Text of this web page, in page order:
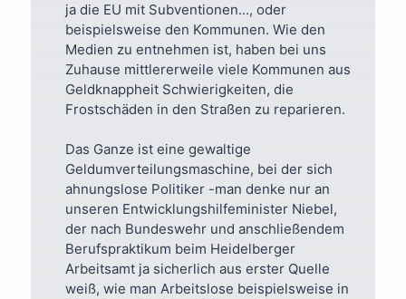
ja die EU mit Subventionen..., oder
beispielsweise den Kommunen. Wie den
Medien zu entnehmen ist, haben bei uns
Zuhause mittlererweile viele Kommunen aus
Geldknappheit Schwierigkeiten, die
Frostschäden in den Straßen zu reparieren.
Das Ganze ist eine gewaltige
Geldumverteilungsmaschine, bei der sich
ahnungslose Politiker -man denke nur an
unseren Entwicklungshilfeminister Niebel,
der nach Bundeswehr und anschließendem
Berufspraktikum beim Heidelberger
Arbeitsamt ja sicherlich aus erster Quelle
weiß, wie man Arbeitslose beispielsweise in